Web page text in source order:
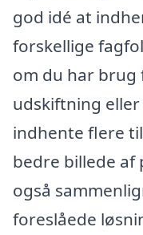
god idé at
forskellige
om du har
udskiftning
indhente flere
bedre billede af
også
foreslåede